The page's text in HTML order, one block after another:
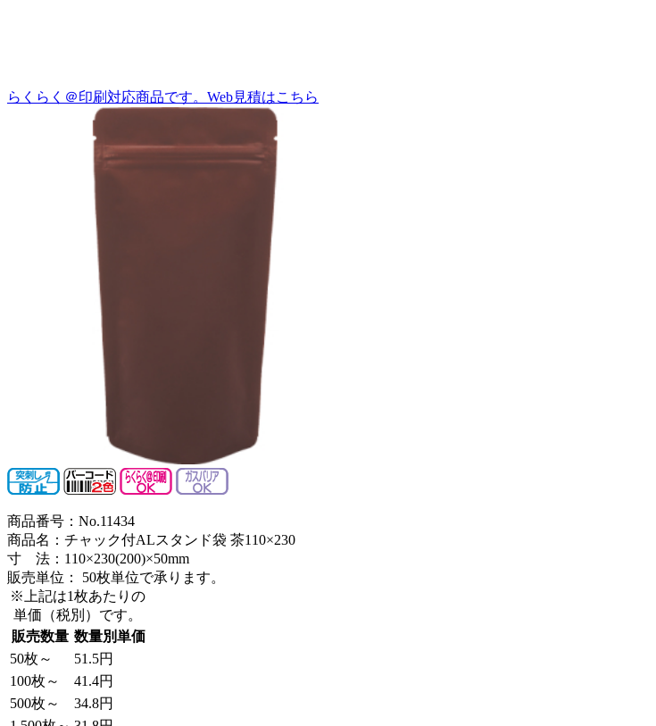
らくらく＠印刷対応商品です。 Web見積はこちら
商品番号：No.11434
商品名：チャック付ALスタンド袋 茶110×230
寸 法：110×230(200)×50mm
販売単位：
50枚単位で承ります。
※上記は1枚あたりの
単価（税別）です。
販売数量 数量別単価
50枚～
51.5円
100枚～
41.4円
500枚～
34.8円